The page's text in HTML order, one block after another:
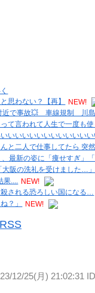
思わない？【再】
NEW!
近で事故💥 車線規制 川
て言われて人生で一度も
いいいいいいいいいいい
と二人で仕事してたら 突
最新の姿に「痩せすぎ」
大阪の洗礼を受けました…
果.... NEW!
される恐ろしい国になる…
？」
NEW!
23/12/25(月) 21:02:31